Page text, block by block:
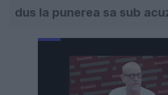
dus la punerea sa sub